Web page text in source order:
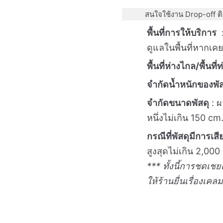
สนใจใช้งาน Drop-off
พื้นที่การให้บริการ:
ดูแลในพื้นที่หากเค
พื้นที่ห่างไกล/พื้นที่ท่
จำกัดน้ำหนักของพั
จำกัดขนาดพัสดุ :
หนึ่งไม่เกิน 150 cm.
กรณีที่พัสดุมีการเ
สูงสุดไม่เกิน
*** ทั้งนี้การชดเชย
ให้ร้านยื่นเรื่องเค